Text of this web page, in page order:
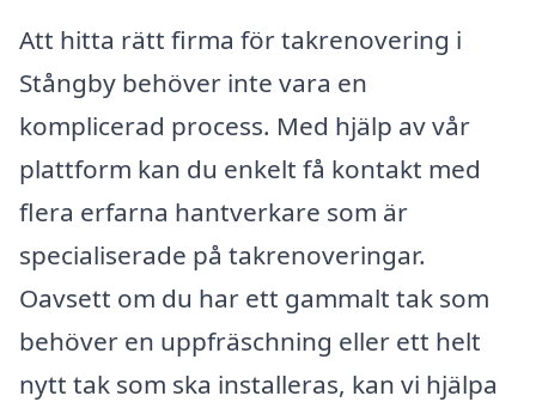
Att hitta rätt firma för takrenovering i
Stångby behöver inte vara en
komplicerad process. Med hjälp av vår
plattform kan du enkelt få kontakt med
flera erfarna hantverkare som är
specialiserade på takrenoveringar.
Oavsett om du har ett gammalt tak som
behöver en uppfräschning eller ett helt
nytt tak som ska installeras, kan vi hjälpa